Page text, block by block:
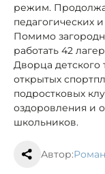
режим.
педагогических
Помимо
работать 42
Дворца детского
открытых
подростковых
оздоровления и
школьников.
Автор: